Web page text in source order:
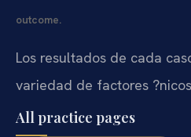
outcome.
Los resultados de cada
variedad de factores
All practice pages